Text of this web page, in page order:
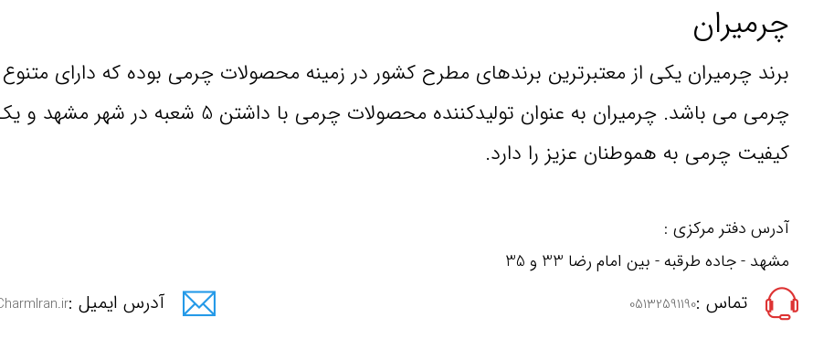
چرمیران
برند چرمیران یکی از معتبرترین برندهای مطرح کشور در زمینه محصولات چرمی بوده که دارای
چرمی می باشد. چرمیران به عنوان تولیدکننده
کیفیت چرمی به هموطنان عزیز را دارد.
آدرس دفتر مرکزی :
مشهد - جاده طرقبه - بین امام رضا 33 و 35
آدرس ایمیل : تماس :05132591190